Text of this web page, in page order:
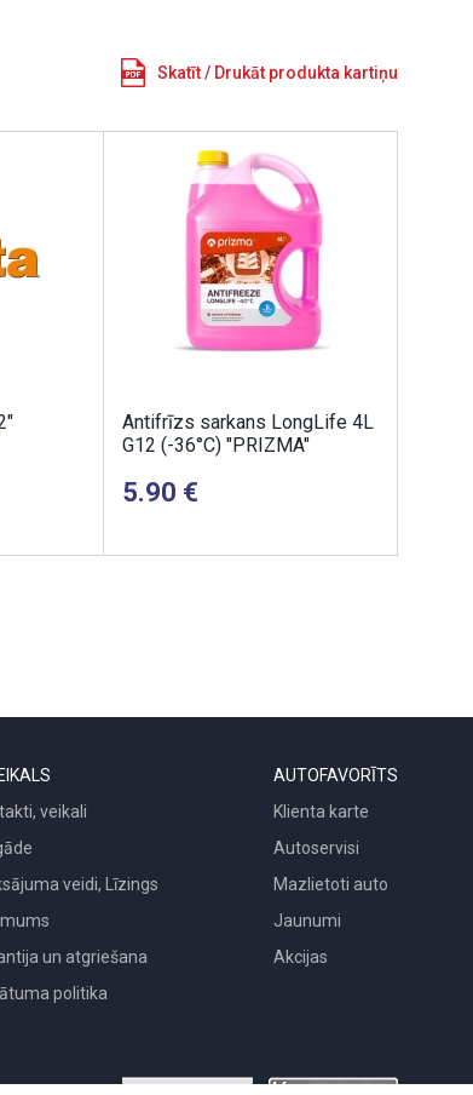
Skatīt / Drukāt produkta kartiņu
Antifrīzs sarkans LongLife 4L
G12 (-36°C) "PRIZMA"
5.90
veikali
veidi, Līzings
un atgriešana
politika
AUTOFAVORĪTS
Klienta karte
Autoservisi
Mazlietoti auto
Jaunumi
Akcijas